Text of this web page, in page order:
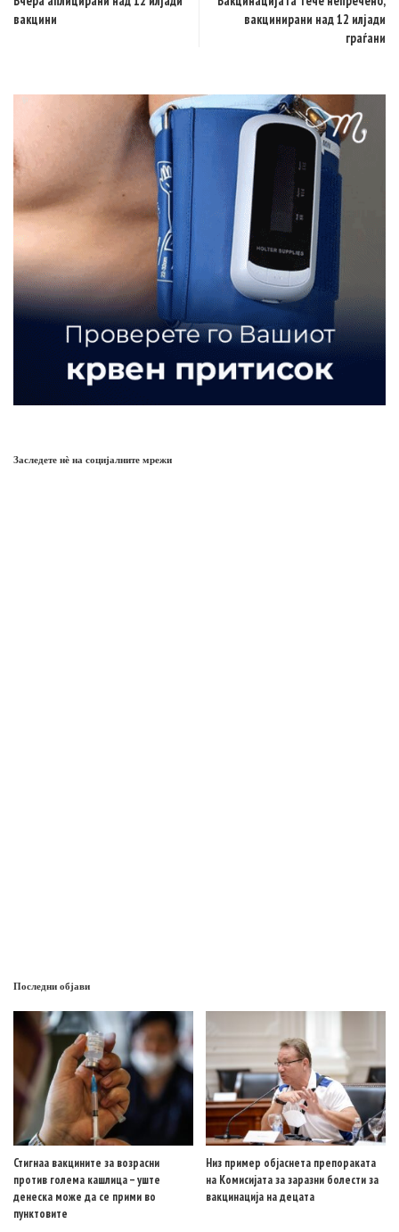
вакцини
вакцинирани над 12 илјади
граѓани
Заследете нѐ на социјалните мрежи
Последни објави
Стигнаа вакцините за возрасни
против голема кашлица – уште
денеска може да се прими во
пунктовите
Низ пример објаснета препораката
на Комисијата за заразни болести за
вакцинација на децата